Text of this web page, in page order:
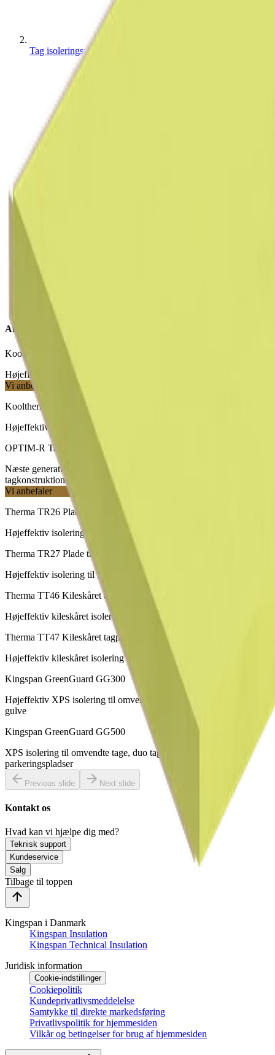
Tag isoleringsplader
Therma TT Diamond Modfaldskile plade
Andre tagisoleringsplader
Kooltherm K10 Loftsplade
Højeffektiv isolering til undersiden af betondæk
Vi anbefaler
Kooltherm K12 D Isoleringsplade til Træskonstruktioner
Højeffektiv isolering til træ- og stålskeletsystemer og imellem spær
OPTIM-R Tagsystem
Næste generations højeffektive isolering til krævende
tagkonstruktioner
Vi anbefaler
Therma TR26 Plade til fladt tag
Højeffektiv isolering til flade tage
Therma TR27 Plade til fladt tag
Højeffektiv isolering til flade tage
Therma TT46 Kileskåret tagplade
Højeffektiv kileskåret isolering til flade tage og tage med fald
Therma TT47 Kileskåret tagplade
Højeffektiv kileskåret isolering til flade tage og tage med fald
Kingspan GreenGuard GG300
Højeffektiv XPS isolering til omvendte tage, duo tage, kældre og
gulve
Kingspan GreenGuard GG500
XPS isolering til omvendte tage, duo tage, kældre og
parkeringspladser
Previous slide Next slide
Kontakt os
Hvad kan vi hjælpe dig med?
Teknisk support
Kundeservice
Salg
Tilbage til toppen
Kingspan i Danmark
Kingspan Insulation
Kingspan Technical Insulation
Juridisk information
Cookie-indstillinger
Cookiepolitik
Kundeprivatlivsmeddelelse
Samtykke til direkte markedsføring
Privatlivspolitik for hjemmesiden
Vilkår og betingelser for brug af hjemmesiden